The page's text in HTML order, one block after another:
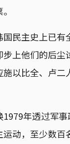
民主史上已有
上他们的后尘
施以比全、卢二
年透过军
动，至少数百